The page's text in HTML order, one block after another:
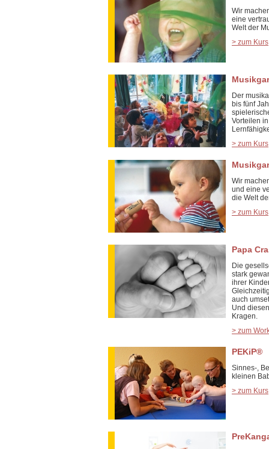
Wir
eine
Welt der
> zum Kurs
Der
bis fünf
Vorteilen
> zum Kurs
Wir
und eine
die Welt
> zum Kurs
Papa
Die
stark
ihrer
auch
Und
Kragen.
> zum
PEKiP®
Sinnes-,
kleinen
> zum Kurs